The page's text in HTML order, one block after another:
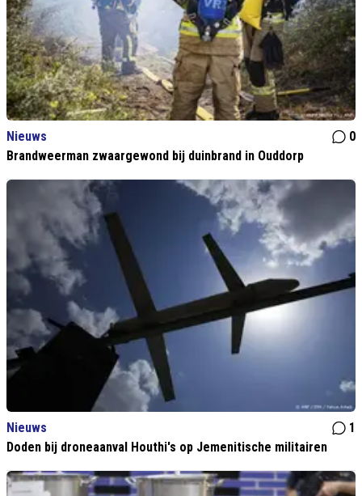
Nieuws
0
Brandweerman zwaargewond bij duinbrand in Ouddorp
Nieuws
1
Doden bij droneaanval Houthi's op Jemenitische militairen